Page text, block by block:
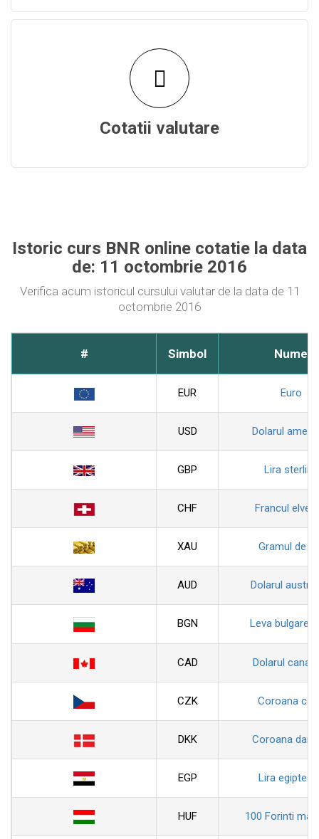
Cotatii valutare
Istoric curs BNR online cotatie la data
de: 11 octombrie 2016
Verifica acum istoricul cursului valutar de la data de 11
octombrie 2016
# Simbol Nume
EUR Euro
USD Dolarul
GBP Lira sterlina
CHF Francul
XAU Gramul de
AUD Dolarul
BGN Leva
CAD Dolarul
CZK Coroana
DKK Coroana
EGP Lira
HUF 100 Forinti